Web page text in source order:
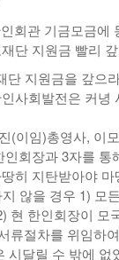
회관 기금모금에
단 지원금 빨리
단 지원금을 갚으
사회발전은 커녕
(이임)총영사, 이
회장과 3자를
히 지탄받아야 마
않을 경우 1) 모
현 한인회장이 모
류절차를 위임하
시달릴 수 밖에 없